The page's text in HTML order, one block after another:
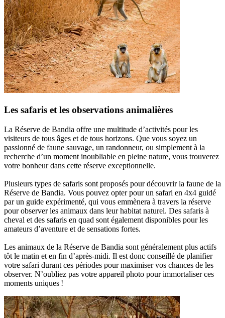
Les safaris et les observations animalières
La Réserve de Bandia offre une multitude d’activités pour les
visiteurs de tous âges et de tous horizons. Que vous soyez un
passionné de faune sauvage, un randonneur, ou simplement à la
recherche d’un moment inoubliable en pleine nature, vous trouverez
votre bonheur dans cette réserve exceptionnelle.
Plusieurs types de safaris sont proposés pour découvrir la faune de la
Réserve de Bandia. Vous pouvez opter pour un safari en 4x4 guidé
par un guide expérimenté, qui vous emmènera à travers la réserve
pour observer les animaux dans leur habitat naturel. Des safaris à
cheval et des safaris en quad sont également disponibles pour les
amateurs d’aventure et de sensations fortes.
Les animaux de la Réserve de Bandia sont généralement plus actifs
tôt le matin et en fin d’après-midi. Il est donc conseillé de planifier
votre safari durant ces périodes pour maximiser vos chances de les
observer. N’oubliez pas votre appareil photo pour immortaliser ces
moments uniques !